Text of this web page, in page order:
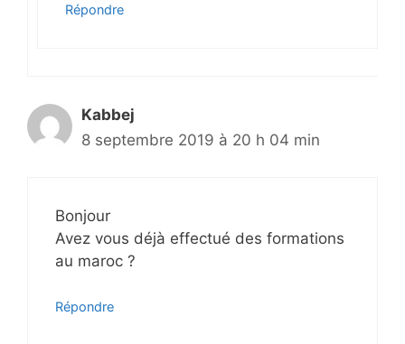
Répondre
Kabbej
8 septembre 2019 à 20 h 04 min
Bonjour
Avez vous déjà effectué des formations
au maroc ?
Répondre